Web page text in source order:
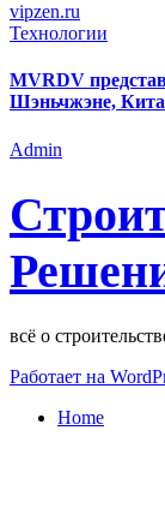
vipzen.ru
Технологии
MVRDV
Шэньчжэне,
Admin
всё о
Работает на
Home